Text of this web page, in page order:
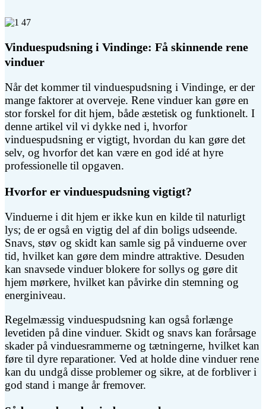
Vinduespudsning i Vindinge: Få skinnende rene
vinduer
Når det kommer til vinduespudsning i Vindinge, er der
mange faktorer at overveje. Rene vinduer kan gøre en
stor forskel for dit hjem, både æstetisk og funktionelt. I
denne artikel vil vi dykke ned i, hvorfor
vinduespudsning er vigtigt, hvordan du kan gøre det
selv, og hvorfor det kan være en god idé at hyre
professionelle til opgaven.
Hvorfor er vinduespudsning vigtigt?
Vinduerne i dit hjem er ikke kun en kilde til naturligt
lys; de er også en vigtig del af din boligs udseende.
Snavs, støv og skidt kan samle sig på vinduerne over
tid, hvilket kan gøre dem mindre attraktive. Desuden
kan snavsede vinduer blokere for sollys og gøre dit
hjem mørkere, hvilket kan påvirke din stemning og
energiniveau.
Regelmæssig vinduespudsning kan også forlænge
levetiden på dine vinduer. Skidt og snavs kan forårsage
skader på vinduesrammerne og tætningerne, hvilket kan
føre til dyre reparationer. Ved at holde dine vinduer rene
kan du undgå disse problemer og sikre, at de forbliver i
god stand i mange år fremover.